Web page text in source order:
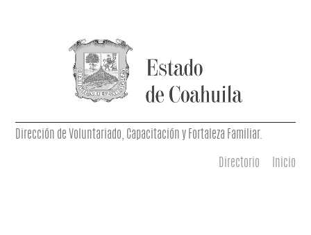
Dirección de Voluntariado, Capacitación y Fortaleza Familiar.
Directorio Inicio